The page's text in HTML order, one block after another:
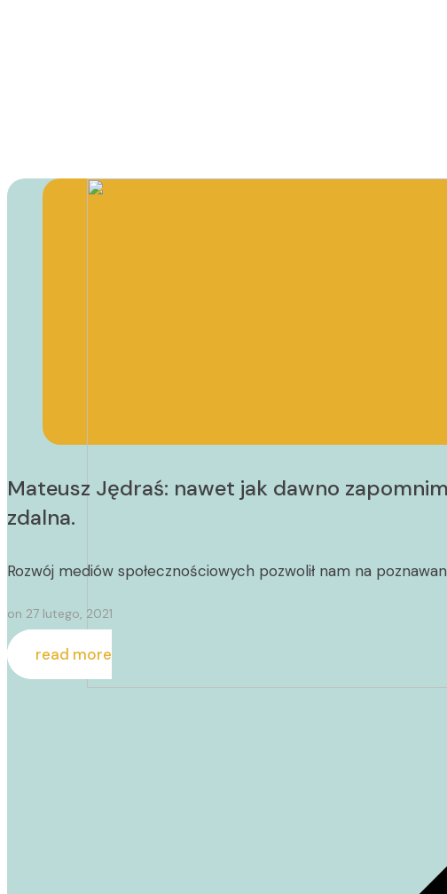
Mateusz Jędraś: nawet jak dawno
zdalna.
Rozwój mediów społecznościowych pozwolił nam na
on 27 lutego, 2021
read more